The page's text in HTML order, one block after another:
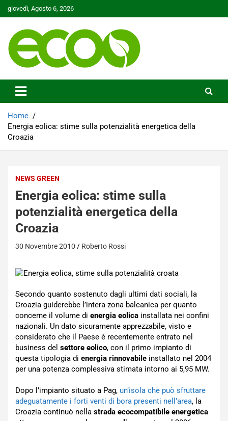
Skip
to
giovedì, Agosto 6, 2026
Ecoo.it
Home
Energia eolica: stime sulla potenzialità energetica della
Croazia
NEWS GREEN
Energia eolica: stime sulla
potenzialità energetica della
Croazia
30 Novembre 2010 Roberto Rossi
Secondo quanto sostenuto dagli ultimi dati sociali, la
Croazia guiderebbe l’intera zona balcanica per quanto
concerne il volume di energia eolica installata nei confini
nazionali. Un dato sicuramente apprezzabile, visto e
considerato che il Paese è recentemente entrato nel
business del settore eolico, con il primo impianto di
questa tipologia di energia rinnovabile installato nel 2004
per una potenza complessiva stimata intorno ai 5,95 MW.
Dopo l’impianto situato a Pag, un’isola che può sfruttare
adeguatamente i forti venti di bora presenti nell’area, la
Croazia continuò nella strada ecocompatibile energetica